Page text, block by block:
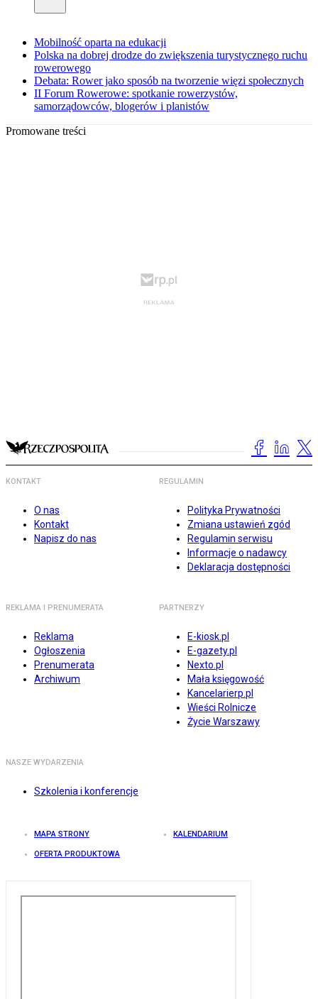
Mobilność oparta na edukacji
Polska na dobrej drodze do zwiększenia turystycznego ruchu
rowerowego
Debata: Rower jako sposób na tworzenie więzi społecznych
II Forum Rowerowe: spotkanie rowerzystów,
samorządowców, blogerów i planistów
Promowane treści
KONTAKT
O nas
Kontakt
Napisz do nas
REGULAMIN
Polityka Prywatności
Zmiana ustawień zgód
Regulamin serwisu
Informacje o nadawcy
Deklaracja dostępności
REKLAMA I PRENUMERATA
Reklama
Ogłoszenia
Prenumerata
Archiwum
PARTNERZY
E-kiosk.pl
E-gazety.pl
Nexto.pl
Mała księgowość
Kancelarierp.pl
Wieści Rolnicze
Życie Warszawy
NASZE WYDARZENIA
Szkolenia i konferencje
MAPA STRONY KALENDARIUM
OFERTA PRODUKTOWA